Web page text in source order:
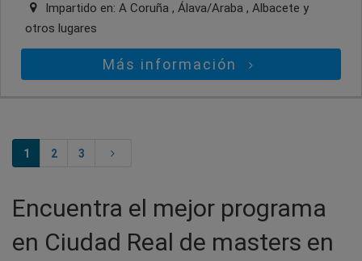
Impartido en: A Coruña , Álava/Araba , Albacete y
otros lugares
Más información
1 2 3
Encuentra el mejor programa
en Ciudad Real de masters en